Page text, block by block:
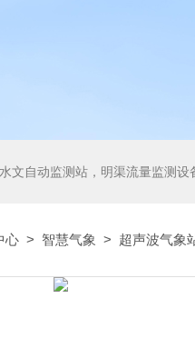
文自动监测站，明渠流量监测
心 > 智慧气象 > 超声波气象